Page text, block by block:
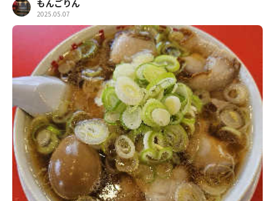
もんごりん
2025.05.07